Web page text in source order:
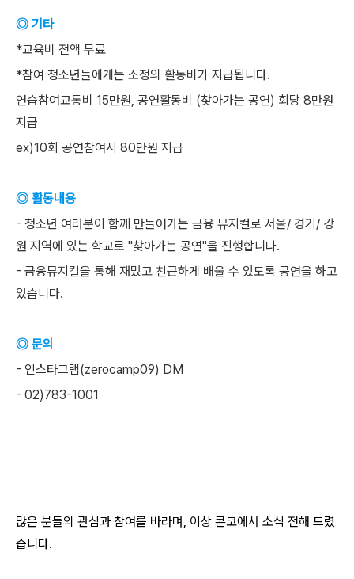
◎ 기타
*교육비 전액 무료
*참여 청소년들에게는 소정의 활동비가 지급됩니다.
연습참여교통비 15만원, 공연활동비 (찾아가는 공연) 회당 8만원
지급
ex)10회 공연참여시 80만원 지급
◎ 활동내용
- 청소년 여러분이 함께 만들어가는 금융 뮤지컬로 서울/ 경기/ 강
원 지역에 있는 학교로 "찾아가는 공연"을 진행합니다.
- 금융뮤지컬을 통해 재밌고 친근하게 배울 수 있도록 공연을 하고
있습니다.
◎ 문의
- 인스타그램(zerocamp09) DM
- 02)783-1001
많은 분들의 관심과 참여를 바라며, 이상 콘코에서 소식 전해 드렸
습니다.